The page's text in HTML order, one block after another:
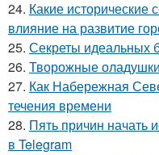
24. Какие исторические
влияние на развитие
25. Секреты идеальных
26. Творожные
27. Как Набережная
течения времени
28. Пять причин начать
в Telegram